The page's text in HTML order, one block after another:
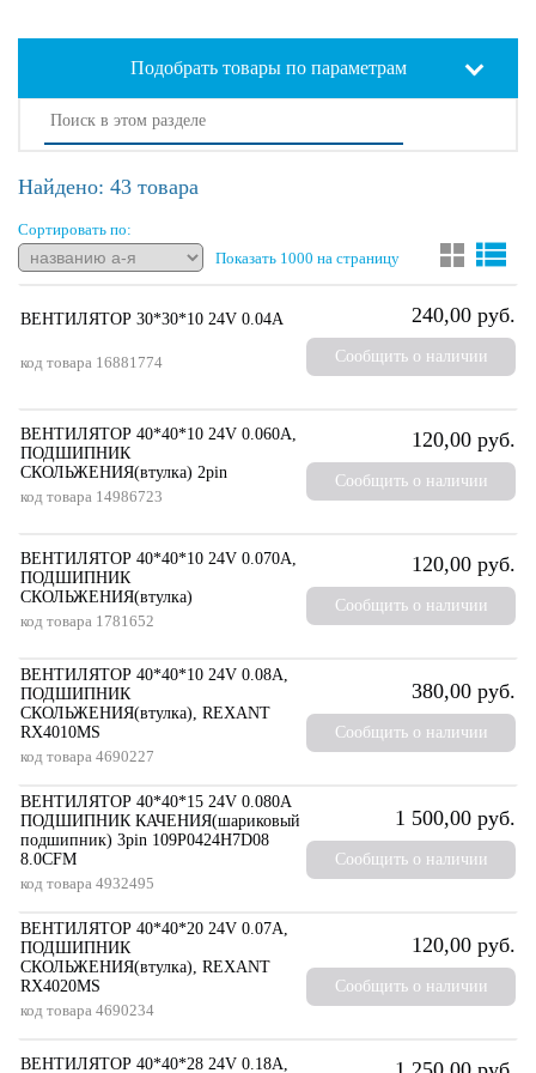
Подобрать товары по параметрам
Найдено: 43 товара
Сортировать по:
Показать 1000 на страницу
ВЕНТИЛЯТОР 30*30*10 24V 0.04A
код товара 16881774
240,00 руб.
Сообщить о наличии
ВЕНТИЛЯТОР 40*40*10 24V 0.060A,
ПОДШИПНИК
СКОЛЬЖЕНИЯ(втулка) 2pin
код товара 14986723
120,00 руб.
Сообщить о наличии
ВЕНТИЛЯТОР 40*40*10 24V 0.070A,
ПОДШИПНИК
СКОЛЬЖЕНИЯ(втулка)
код товара 1781652
120,00 руб.
Сообщить о наличии
ВЕНТИЛЯТОР 40*40*10 24V 0.08A,
ПОДШИПНИК
СКОЛЬЖЕНИЯ(втулка), REXANT
RX4010MS
код товара 4690227
380,00 руб.
Сообщить о наличии
ВЕНТИЛЯТОР 40*40*15 24V 0.080A
ПОДШИПНИК КАЧЕНИЯ(шариковый
подшипник) 3pin 109P0424H7D08
8.0CFM
код товара 4932495
1 500,00 руб.
Сообщить о наличии
ВЕНТИЛЯТОР 40*40*20 24V 0.07A,
ПОДШИПНИК
СКОЛЬЖЕНИЯ(втулка), REXANT
RX4020MS
код товара 4690234
120,00 руб.
Сообщить о наличии
ВЕНТИЛЯТОР 40*40*28 24V 0.18A,